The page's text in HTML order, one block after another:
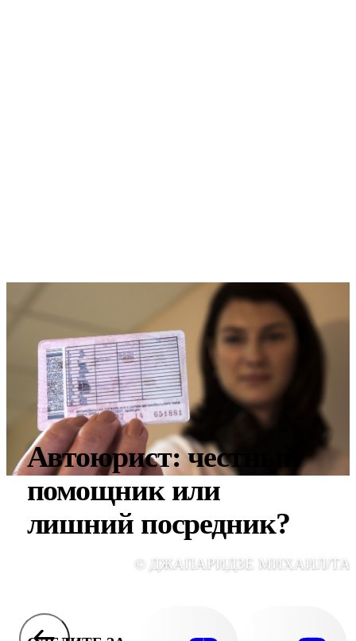
Автоюрист: честный
помощник или
лишний посредник?
© ДЖАПАРИДЗЕ МИХАИЛ/